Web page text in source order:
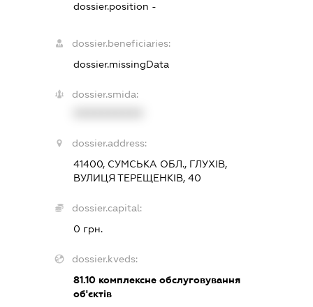
dossier.position -
dossier.beneficiaries:
dossier.missingData
dossier.smida:
dossier.address:
41400, СУМСЬКА ОБЛ., ГЛУХІВ,
ВУЛИЦЯ ТЕРЕЩЕНКІВ, 40
dossier.capital:
0 грн.
dossier.kveds:
81.10комплексне обслуговування
об'єктів